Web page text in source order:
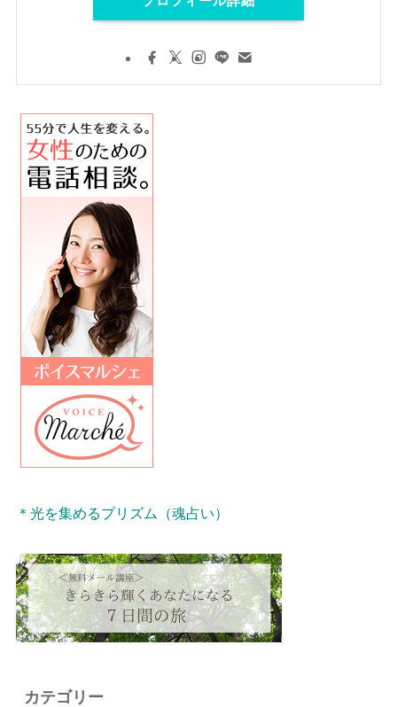
＊光を集めるプリズム（魂占い）
カテゴリー